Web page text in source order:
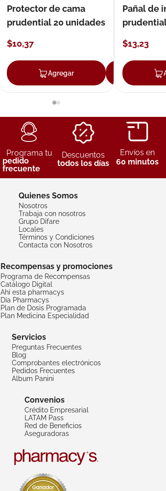
Agregar
Protector de cama
prudential 20 unidades
$10,37
Agregar
Pañal de
$13,23
Programa tu
pedido
frecuente
Descuentos
todos los días
Envíos en
60 minutos
Quienes Somos
Nosotros
Trabaja con nosotros
Grupo Difare
Locales
Términos y Condiciones
Contacta con Nosotros
Recompensas y promociones
Programa de Recompensas
Catálogo Digital
Ahí esta pharmacys
Día Pharmacys
Plan de Dosis Programada
Plan Medicina Especialidad
Servicios
Preguntas Frecuentes
Blog
Comprobantes electrónicos
Pedidos Frecuentes
Album Panini
Convenios
Crédito Empresarial
LATAM Pass
Red de Beneficios
Aseguradoras